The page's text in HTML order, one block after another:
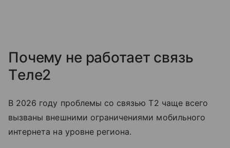
Почему не работает связь
Tеле2
В 2026 году проблемы со связью T2 чаще всего
вызваны внешними ограничениями мобильного
интернета на уровне региона.